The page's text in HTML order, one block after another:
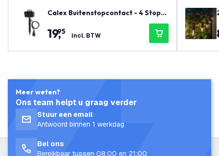
Calex Buitenstopcontact - 4 Stopc
19,
95 incl. BTW
Meer weten?
Ons team helpt u graag verder
Stuur een email
Antwoord binnen 1 werkdag
Bel ons
Bereikbaar tussen 08:00 en 21:00